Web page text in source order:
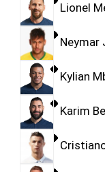
Lionel
Neymar
Kylian
Karim